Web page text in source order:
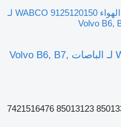
ضاغط الهواء WABCO 9125120150 لـ
ضاغط الهواء WABCO 9125120150 لـ الباصات Volvo B6, B7,